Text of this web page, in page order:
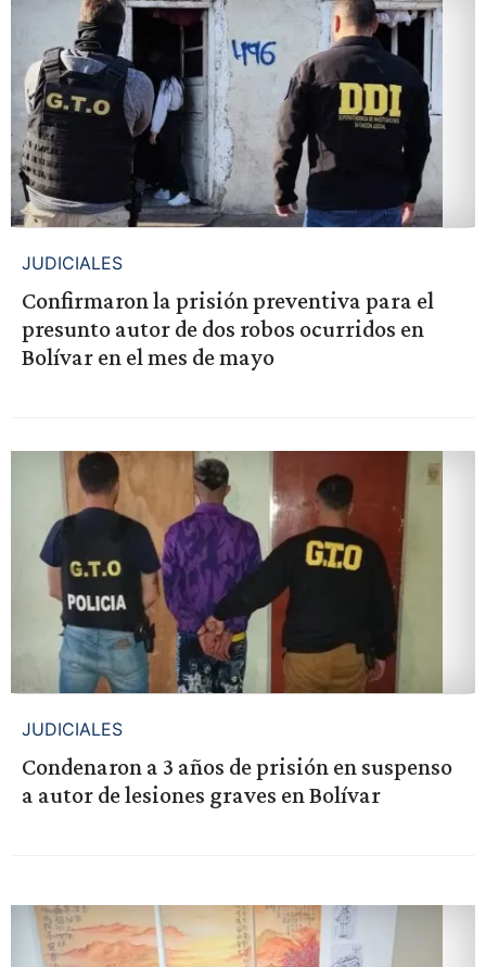
JUDICIALES
Confirmaron la prisión preventiva para el
presunto autor de dos robos ocurridos en
Bolívar en el mes de mayo
JUDICIALES
Condenaron a 3 años de prisión en suspenso
a autor de lesiones graves en Bolívar